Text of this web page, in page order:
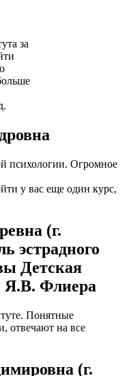
за
психологии. Огромное
у вас еще один курс,
(г.
эстрадного
Детская
Я.В. Флиера
Понятные
отвечают на все
(г.